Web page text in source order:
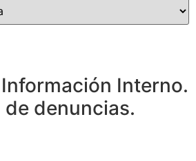
Interno.
de denuncias.